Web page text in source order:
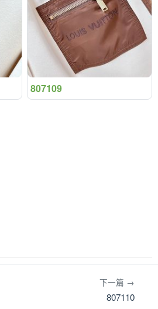
807109
下一篇 →
807110